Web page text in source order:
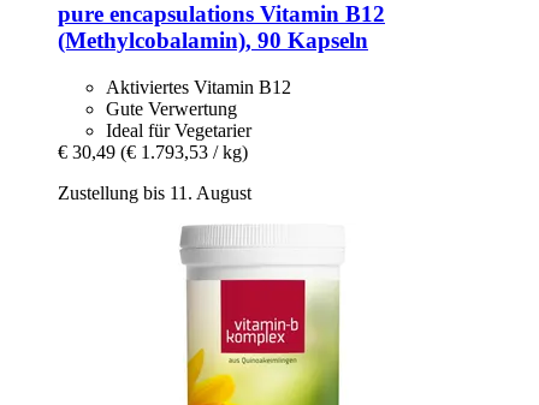
pure encapsulations Vitamin B12
(Methylcobalamin), 90 Kapseln
Aktiviertes Vitamin B12
Gute Verwertung
Ideal für Vegetarier
€ 30,49 (€ 1.793,53 / kg)
Zustellung bis 11. August